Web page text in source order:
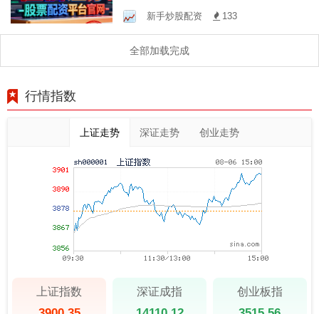
场炒股股票平台的滑点与交
易冲击成本管
新手炒股配资 133
全部加载完成
行情指数
上证走势 深证走势 创业走势
上证指数 深证成指 创业板指